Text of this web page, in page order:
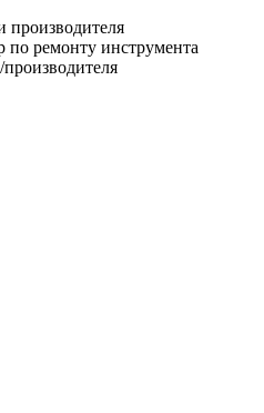
производителя
ремонту инструмента